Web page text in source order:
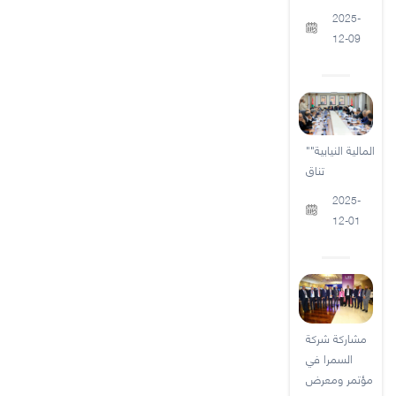
2025-
12-09
"المالية النيابية"
تناق
2025-
12-01
مشاركة شركة
السمرا في
مؤتمر ومعرض